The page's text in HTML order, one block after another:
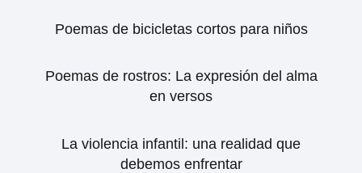
Poemas de bicicletas cortos para niños
Poemas de rostros: La expresión del alma
en versos
La violencia infantil: una realidad que
debemos enfrentar